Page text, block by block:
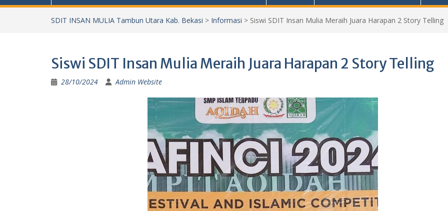
SDIT INSAN MULIA Tambun Utara Kab. Bekasi > Informasi > Siswi SDIT Insan Mulia Meraih Juara Harapan 2 Story Telling
Siswi SDIT Insan Mulia Meraih Juara Harapan 2 Story Telling
28/10/2024 Admin Website